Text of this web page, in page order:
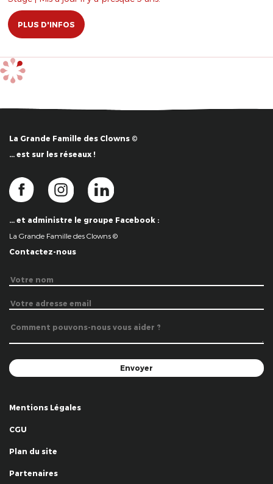
PLUS D'INFOS
La Grande Famille des Clowns ©
… est sur les réseaux !
… et administre le groupe Facebook :
La Grande Famille des Clowns ©
Contactez-nous
Mentions Légales
CGU
Plan du site
Partenaires